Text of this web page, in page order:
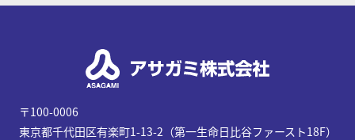
〒100-0006
東京都千代田区有楽町1-13-2（第一生命日比谷ファースト18F）